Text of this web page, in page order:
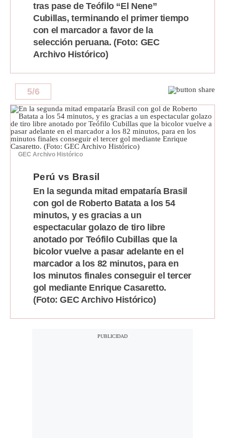
tras pase de Teófilo “El Nene”
Cubillas, terminando el primer tiempo
con el marcador a favor de la
selección peruana. (Foto: GEC
Archivo Histórico)
5/6
GEC Archivo Histórico
Perú vs Brasil
En la segunda mitad empataría Brasil
con gol de Roberto Batata a los 54
minutos, y es gracias a un
espectacular golazo de tiro libre
anotado por Teófilo Cubillas que la
bicolor vuelve a pasar adelante en el
marcador a los 82 minutos, para en
los minutos finales conseguir el tercer
gol mediante Enrique Casaretto.
(Foto: GEC Archivo Histórico)